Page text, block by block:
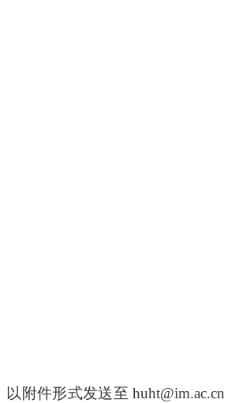
附件形式发送至 huht@im.ac.cn